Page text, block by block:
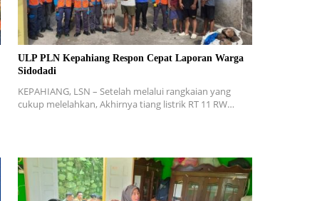
ULP PLN Kepahiang Respon Cepat Laporan Warga
Sidodadi
KEPAHIANG, LSN – Setelah melalui rangkaian yang
cukup melelahkan, Akhirnya tiang listrik RT 11 RW…